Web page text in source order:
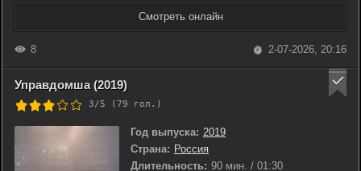
Смотреть онлайн
8 2-07-2026, 20:16
Управдомша (2019)
3/5 (79 гол.)
Год выпуска: 2019
Страна: Россия
Длительность: 90 мин. / 01:30